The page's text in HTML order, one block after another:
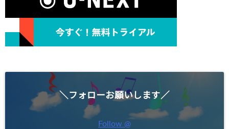
＼フォローお願いします／
Follow @